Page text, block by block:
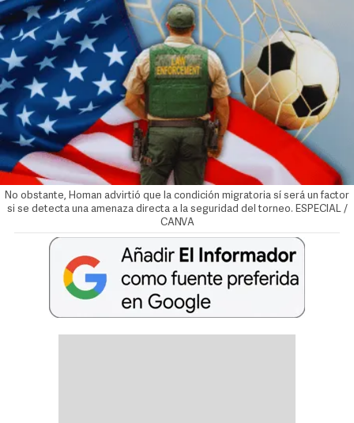
No obstante, Homan advirtió que la condición migratoria sí será un factor
si se detecta una amenaza directa a la seguridad del torneo. ESPECIAL /
CANVA